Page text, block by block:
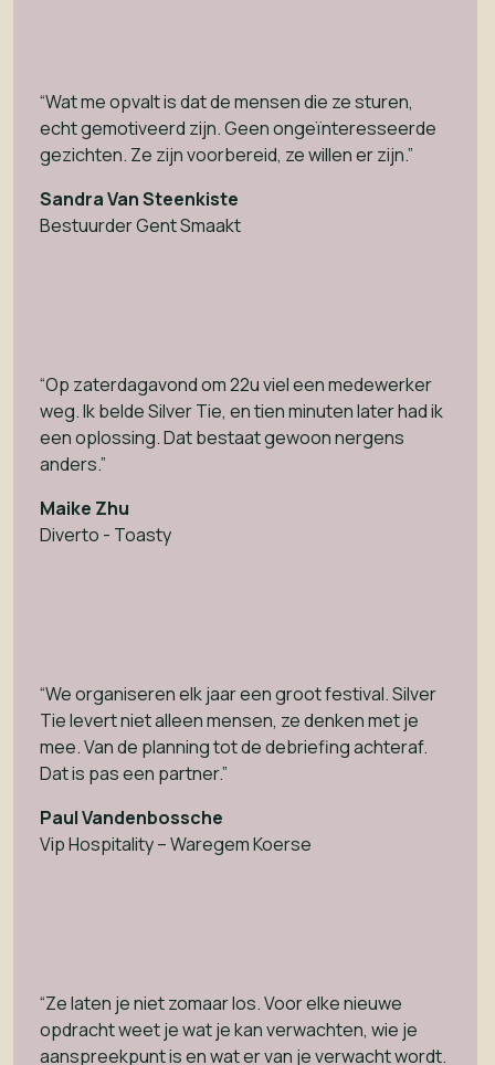
“Wat me opvalt is dat de mensen die ze sturen,
echt gemotiveerd zijn. Geen ongeïnteresseerde
gezichten. Ze zijn voorbereid, ze willen er zijn.”
Sandra Van Steenkiste
Bestuurder Gent Smaakt
“Op zaterdagavond om 22u viel een medewerker
weg. Ik belde Silver Tie, en tien minuten later had ik
een oplossing. Dat bestaat gewoon nergens
anders.”
Maike Zhu
Diverto - Toasty
“We organiseren elk jaar een groot festival. Silver
Tie levert niet alleen mensen, ze denken met je
mee. Van de planning tot de debriefing achteraf.
Dat is pas een partner.”
Paul Vandenbossche
Vip Hospitality – Waregem Koerse
“Ze laten je niet zomaar los. Voor elke nieuwe
opdracht weet je wat je kan verwachten, wie je
aanspreekpunt is en wat er van je verwacht wordt.